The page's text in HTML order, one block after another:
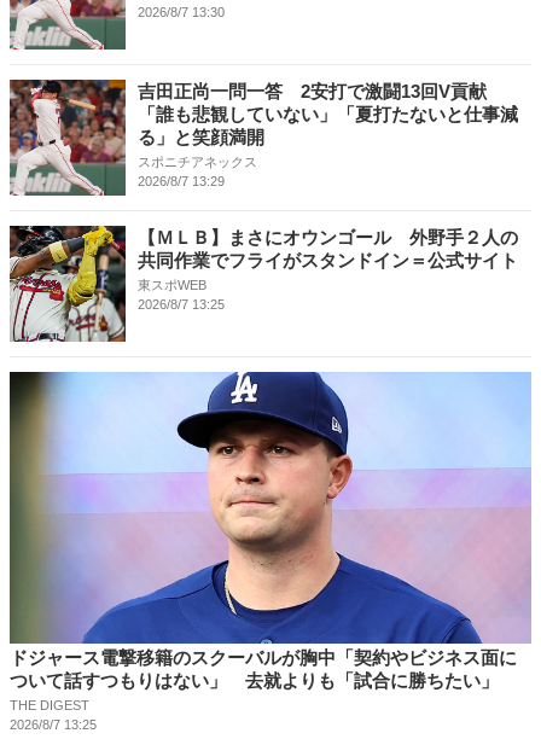
2026/8/7 13:30
吉田正尚一問一答 2安打で激闘13回V貢献
「誰も悲観していない」「夏打たないと仕事減
る」と笑顔満開
スポニチアネックス
2026/8/7 13:29
【ＭＬＢ】まさにオウンゴール 外野手２人の
共同作業でフライがスタンドイン＝公式サイト
東スポWEB
2026/8/7 13:25
ドジャース電撃移籍のスクーバルが胸中「契約やビジネス面に
ついて話すつもりはない」 去就よりも「試合に勝ちたい」
THE DIGEST
2026/8/7 13:25